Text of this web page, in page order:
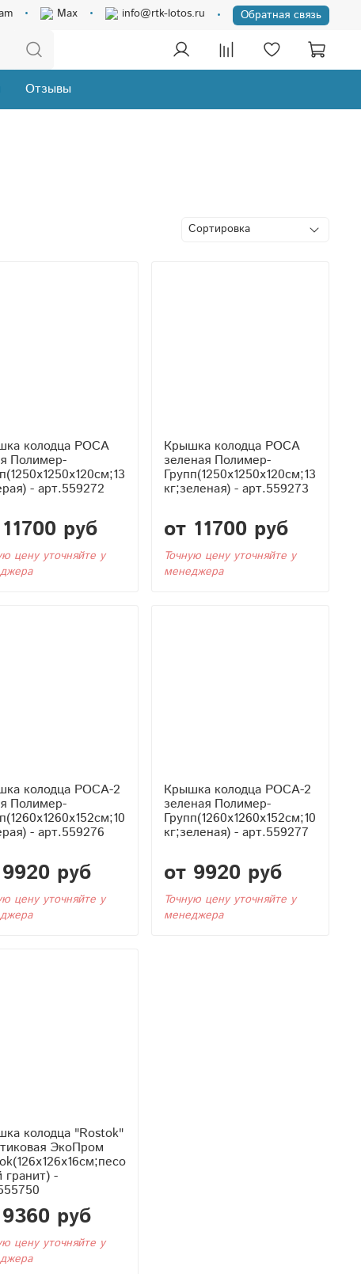
Max info@rtk-lotos.ru Обратная связь
Отзывы
колодца РОСА
Полимер-
- арт.559272
руб
цену уточняйте у
Крышка колодца РОСА
зеленая Полимер-
Групп(1250x1250x120см;13
кг;зеленая) - арт.559273
от 11700 руб
Точную цену уточняйте у
менеджера
колодца РОСА-2
Полимер-
- арт.559276
руб
цену уточняйте у
Крышка колодца РОСА-2
зеленая Полимер-
Групп(1260x1260x152см;10
кг;зеленая) - арт.559277
от 9920 руб
Точную цену уточняйте у
менеджера
колодца "Rostok"
ЭкоПром
гранит) -
руб
цену уточняйте у